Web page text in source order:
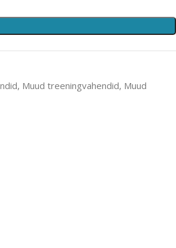
, Muud treeningvahendid, Muud